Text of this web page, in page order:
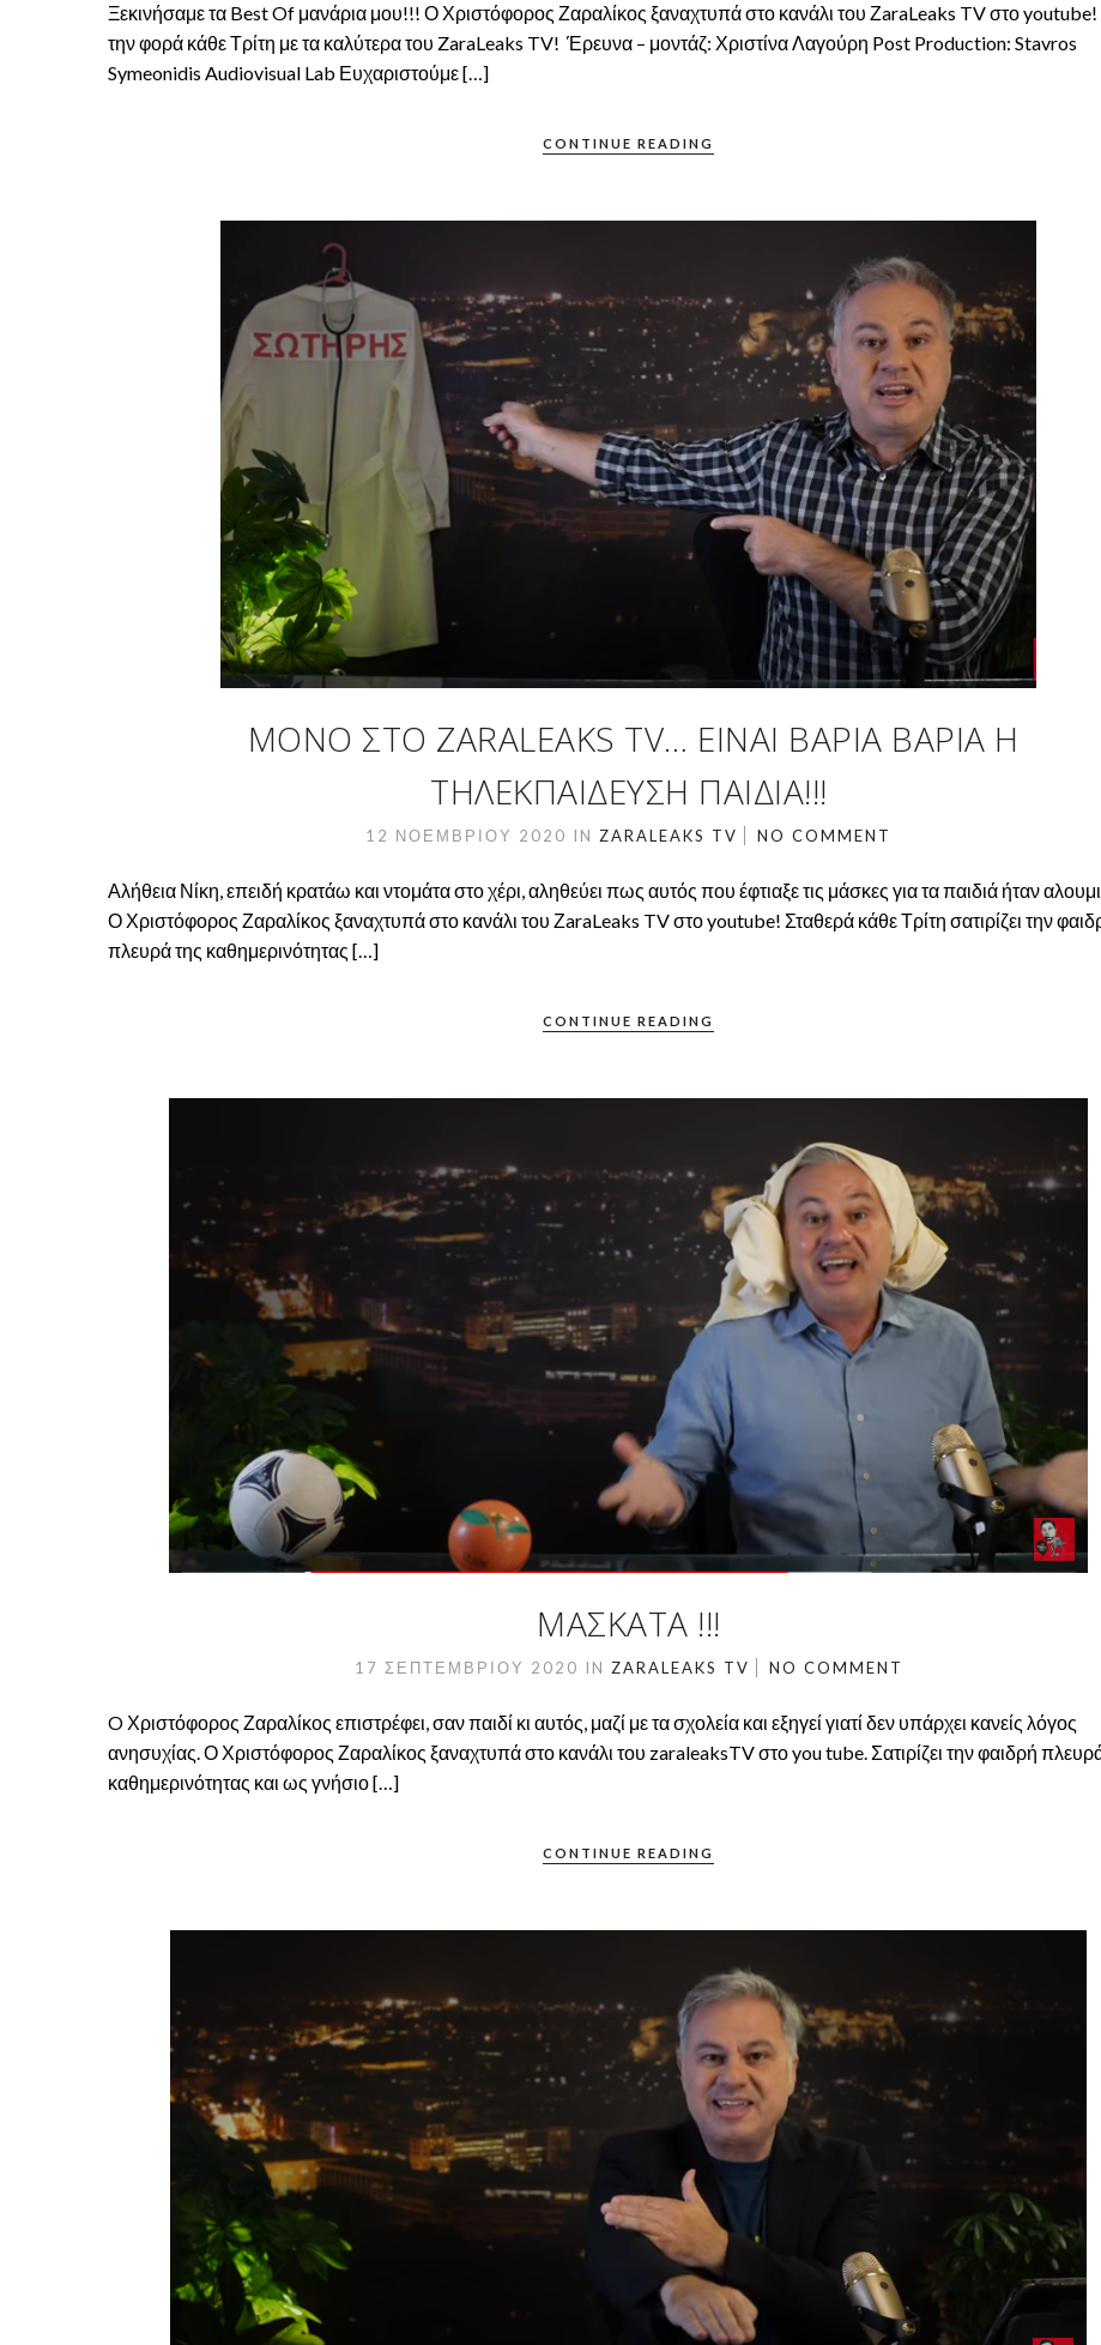
Ξεκινήσαμε τα Best Of μανάρια μου!!! Ο Χριστόφορος Ζαραλίκος ξαναχτυπά στο κανάλι του ΖaraLeaks TV στο
την φορά κάθε Τρίτη με τα καλύτερα του ZaraLeaks TV! Έρευνα – μοντάζ: Χριστίνα Λαγούρη Post Production: Stavros
Symeonidis Audiovisual Lab Ευχαριστούμε […]
CONTINUE READING
ΜΌΝΟ ΣΤΟ ZARALEAKS TV… ΕΙΝΑΙ ΒΑΡΙΑ ΒΑΡΙΑ Η
ΤΗΛΕΚΠΑΙΔΕΥΣΗ ΠΑΙΔΙΑ!!!
12 ΝΟΕΜΒΡΊΟΥ 2020 IN ZARALEAKS TV NO COMMENT
Αλήθεια Νίκη, επειδή κρατάω και ντομάτα στο χέρι, αληθεύει πως αυτός που έφτιαξε τις μάσκες για τα παιδιά ήταν
Ο Χριστόφορος Ζαραλίκος ξαναχτυπά στο κανάλι του ΖaraLeaks TV στο youtube! Σταθερά κάθε Τρίτη σατιρίζει την
πλευρά της καθημερινότητας […]
CONTINUE READING
ΜΑΣΚΑΤΑ !!!
17 ΣΕΠΤΕΜΒΡΊΟΥ 2020 IN ZARALEAKS TV NO COMMENT
O Χριστόφορος Ζαραλίκος επιστρέφει, σαν παιδί κι αυτός, μαζί με τα σχολεία και εξηγεί γιατί δεν υπάρχει κανείς λόγος
ανησυχίας. Ο Χριστόφορος Ζαραλίκος ξαναχτυπά στο κανάλι του zaraleaksTV στο you tube. Σατιρίζει την φαιδρή
καθημερινότητας και ως γνήσιο […]
CONTINUE READING